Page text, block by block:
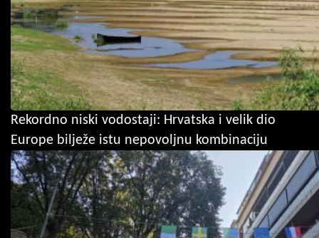
Rekordno niski vodostaji: Hrvatska i velik dio
Europe bilježe istu nepovoljnu kombinaciju